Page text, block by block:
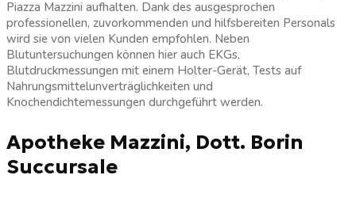
Piazza Mazzini aufhalten. Dank des ausgesprochen
professionellen, zuvorkommenden und hilfsbereiten Personals
wird sie von vielen Kunden empfohlen. Neben
Blutuntersuchungen können hier auch EKGs,
Blutdruckmessungen mit einem Holter-Gerät, Tests auf
Nahrungsmittelunverträglichkeiten und
Knochendichtemessungen durchgeführt werden.
Apotheke Mazzini, Dott. Borin
Succursale